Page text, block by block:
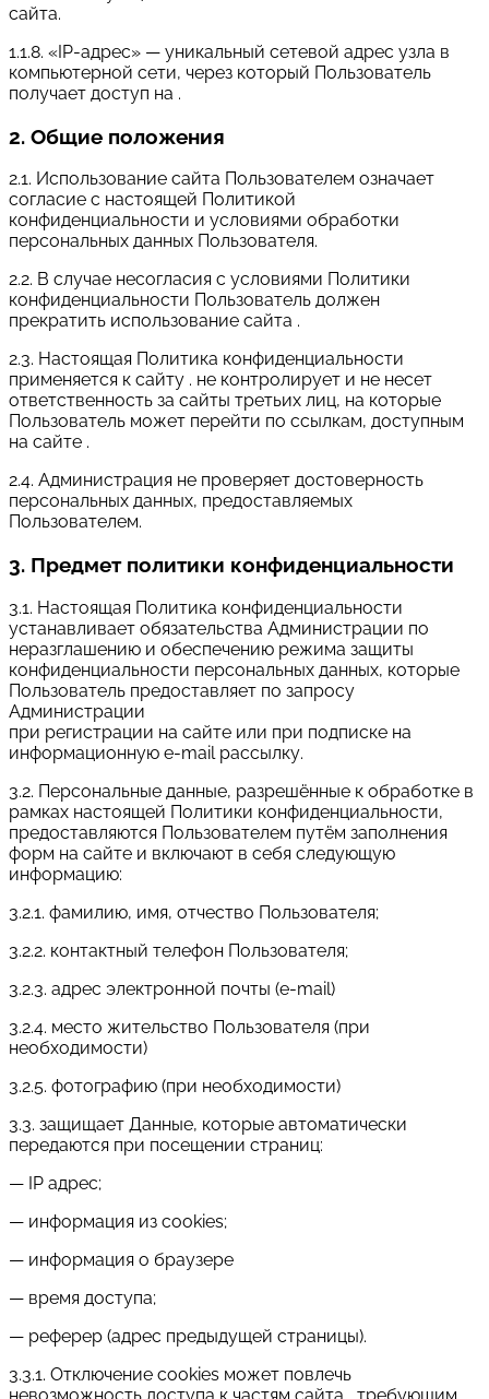
сайта.
1.1.8. «IP-адрес» — уникальный сетевой адрес узла в
компьютерной сети, через который Пользователь
получает доступ на .
2. Общие положения
2.1. Использование сайта Пользователем означает
согласие с настоящей Политикой
конфиденциальности и условиями обработки
персональных данных Пользователя.
2.2. В случае несогласия с условиями Политики
конфиденциальности Пользователь должен
прекратить использование сайта .
2.3. Настоящая Политика конфиденциальности
применяется к сайту . не контролирует и не несет
ответственность за сайты третьих лиц, на которые
Пользователь может перейти по ссылкам, доступным
на сайте .
2.4. Администрация не проверяет достоверность
персональных данных, предоставляемых
Пользователем.
3. Предмет политики конфиденциальности
3.1. Настоящая Политика конфиденциальности
устанавливает обязательства Администрации по
неразглашению и обеспечению режима защиты
конфиденциальности персональных данных, которые
Пользователь предоставляет по запросу
Администрации
при регистрации на сайте или при подписке на
информационную e-mail рассылку.
3.2. Персональные данные, разрешённые к обработке в
рамках настоящей Политики конфиденциальности,
предоставляются Пользователем путём заполнения
форм на сайте и включают в себя следующую
информацию:
3.2.1. фамилию, имя, отчество Пользователя;
3.2.2. контактный телефон Пользователя;
3.2.3. адрес электронной почты (e-mail)
3.2.4. место жительство Пользователя (при
необходимости)
3.2.5. фотографию (при необходимости)
3.3. защищает Данные, которые автоматически
передаются при посещении страниц:
— IP адрес;
— информация из cookies;
— информация о браузере
— время доступа;
— реферер (адрес предыдущей страницы).
3.3.1. Отключение cookies может повлечь